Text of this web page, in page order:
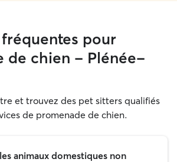
pour
de chien - Plénée-
et trouvez des pet sitters qualifiés
de promenade de chien.
animaux domestiques non